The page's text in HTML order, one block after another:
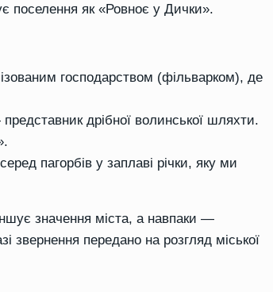
поселення як «Ровноє у Дички».
господарством (фільварком), де
дрібної волинської шляхти.
пагорбів у заплаві річки, яку ми
значення міста, а навпаки —
звернення передано на розгляд міської